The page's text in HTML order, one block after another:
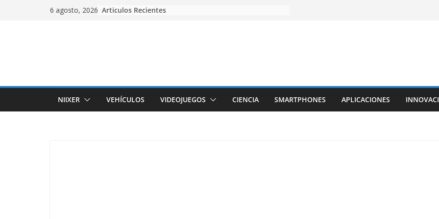
6 agosto, 2026 Articulos Recientes
NIIXER VEHÍCULOS VIDEOJUEGOS CIENCIA SMARTPHONES APLICACIONES